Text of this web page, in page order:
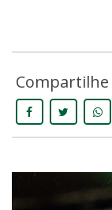
Compartilhe